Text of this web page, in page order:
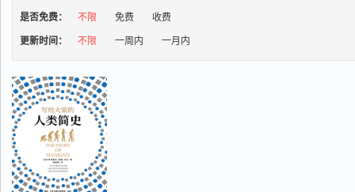
是否免费： 不限 免费 收费
更新时间： 不限 一周内 一月内